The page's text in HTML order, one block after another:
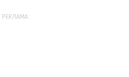
РЕКЛАМА: